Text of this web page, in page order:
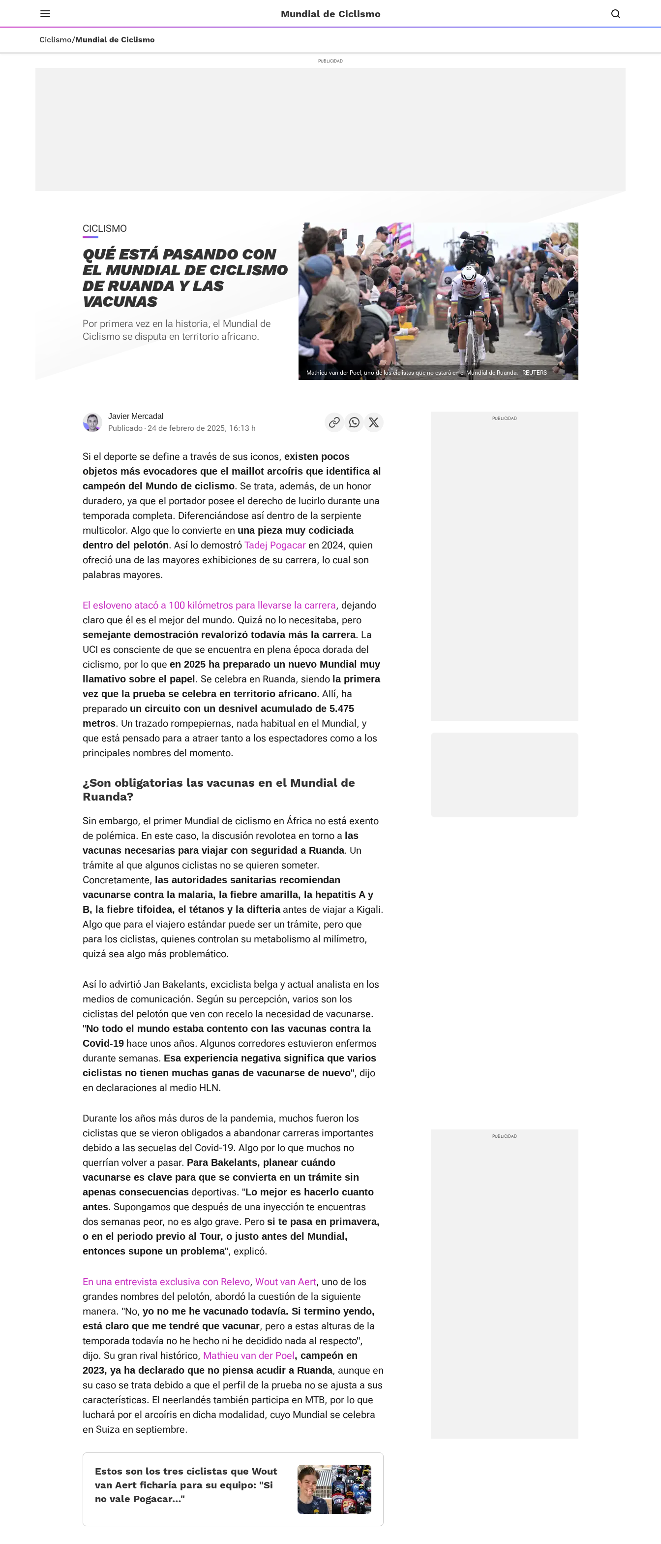
Mundial de Ciclismo
Ciclismo/Mundial de Ciclismo
CICLISMO
QUÉ ESTÁ PASANDO CON
EL MUNDIAL DE CICLISMO
DE RUANDA Y LAS
VACUNAS
Por primera vez en la historia, el Mundial de
Ciclismo se disputa en territorio africano.
Mathieu van der Poel, uno de los ciclistas que no estará en el Mundial de Ruanda. REUTERS
Javier Mercadal
Publicado 24 de febrero de 2025, 16:13 h
Si el deporte se define a través de sus iconos, existen pocos
objetos más evocadores que el maillot arcoíris que identifica al
campeón del Mundo de ciclismo. Se trata, además, de un honor
duradero, ya que el portador posee el derecho de lucirlo durante una
temporada completa. Diferenciándose así dentro de la serpiente
multicolor. Algo que lo convierte en una pieza muy codiciada
dentro del pelotón. Así lo demostró Tadej Pogacar en 2024, quien
ofreció una de las mayores exhibiciones de su carrera, lo cual son
palabras mayores.
El esloveno atacó a 100 kilómetros para llevarse la carrera, dejando
claro que él es el mejor del mundo. Quizá no lo necesitaba, pero
semejante demostración revalorizó todavía más la carrera. La
UCI es consciente de que se encuentra en plena época dorada del
ciclismo, por lo que en 2025 ha preparado un nuevo Mundial muy
llamativo sobre el papel . Se celebra en Ruanda, siendo la primera
vez que la prueba se celebra en territorio africano. Allí, ha
preparado un circuito con un desnivel acumulado de 5.475
metros. Un trazado rompepiernas, nada habitual en el Mundial, y
que está pensado para a atraer tanto a los espectadores como a los
principales nombres del momento.
¿Son obligatorias las vacunas en el Mundial de
Ruanda?
Sin embargo, el primer Mundial de ciclismo en África no está exento
de polémica. En este caso, la discusión revolotea en torno a las
vacunas necesarias para viajar con seguridad a Ruanda. Un
trámite al que algunos ciclistas no se quieren someter.
Concretamente, las autoridades sanitarias recomiendan
vacunarse contra la malaria, la fiebre amarilla, la hepatitis A y
B, la fiebre tifoidea, el tétanos y la difteriaantes de viajar a Kigali.
Algo que para el viajero estándar puede ser un trámite, pero que
para los ciclistas, quienes controlan su metabolismo al milímetro,
quizá sea algo más problemático.
Así lo advirtió Jan Bakelants, exciclista belga y actual analista en los
medios de comunicación. Según su percepción, varios son los
ciclistas del pelotón que ven con recelo la necesidad de vacunarse.
"No todo el mundo estaba contento con las vacunas contra la
Covid-19 hace unos años. Algunos corredores estuvieron enfermos
durante semanas. Esa experiencia negativa significa que varios
ciclistas no tienen muchas ganas de vacunarse de nuevo", dijo
en declaraciones al medio HLN.
Durante los años más duros de la pandemia, muchos fueron los
ciclistas que se vieron obligados a abandonar carreras importantes
debido a las secuelas del Covid-19. Algo por lo que muchos no
querrían volver a pasar. Para Bakelants, planear cuándo
vacunarse es clave para que se convierta en un trámite sin
apenas consecuencias deportivas. "Lo mejor es hacerlo cuanto
antes. Supongamos que después de una inyección te encuentras
dos semanas peor, no es algo grave. Pero si te pasa en primavera,
o en el periodo previo al Tour, o justo antes del Mundial,
entonces supone un problema", explicó.
En una entrevista exclusiva con Relevo, Wout van Aert, uno de los
grandes nombres del pelotón, abordó la cuestión de la siguiente
manera. "No, yo no me he vacunado todavía. Si termino yendo,
está claro que me tendré que vacunar, pero a estas alturas de la
temporada todavía no he hecho ni he decidido nada al respecto",
dijo. Su gran rival histórico, Mathieu van der Poel, campeón en
2023, ya ha declarado que no piensa acudir a Ruanda, aunque en
su caso se trata debido a que el perfil de la prueba no se ajusta a sus
características. El neerlandés también participa en MTB, por lo que
luchará por el arcoíris en dicha modalidad, cuyo Mundial se celebra
en Suiza en septiembre.
Estos son los tres ciclistas que Wout
van Aert ficharía para su equipo: “Si
no vale Pogacar…”